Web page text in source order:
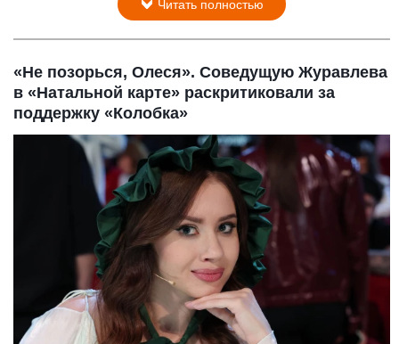
Читать полностью
«Не позорься, Олеся». Соведущую Журавлева
в «Натальной карте» раскритиковали за
поддержку «Колобка»